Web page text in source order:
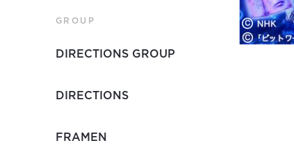
GROUP
DIRECTIONS GROUP
DIRECTIONS
FRAMEN